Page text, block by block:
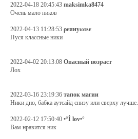
2022-04-18 20:45:43 maksimka8474
Очень мало ников
2022-04-13 11:28:53 ρєииуωιѕє
Пуся классные ники
2022-04-02 20:13:08 Опасный возраст
Лох
2022-03-16 23:19:36 тапок магии
Ники дно, бабка аутсайд снизу или сверху лучше.
2022-02-12 17:50:40 •°İ lov•°
Вам нравится ник